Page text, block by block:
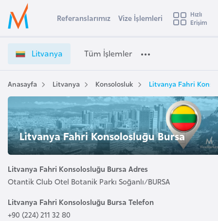
Ülke Seçimi
Başvuru yapmak istediğiniz ülkeyi seçin
Üye
Girişi
i
v
a
n
y
a
V
i
z
e
ş
l
e
m
e
t
i
ş
i
Referanslarımız Vize İşlemleri
Hızlı
Erişim
Litvanya Tüm İşlemler
Anasayfa Litvanya Konsolosluk Litvanya Fahri
Litvanya Fahri Konsolosluğu Bursa
Litvanya Fahri Konsolosluğu Bursa Adres
Otantik Club Otel Botanik Parkı Soğanlı/BURSA
Litvanya Fahri Konsolosluğu Bursa Telefon
+90 (224) 211 32 80
s
t
r
a
A
v
u
s
t
u
y